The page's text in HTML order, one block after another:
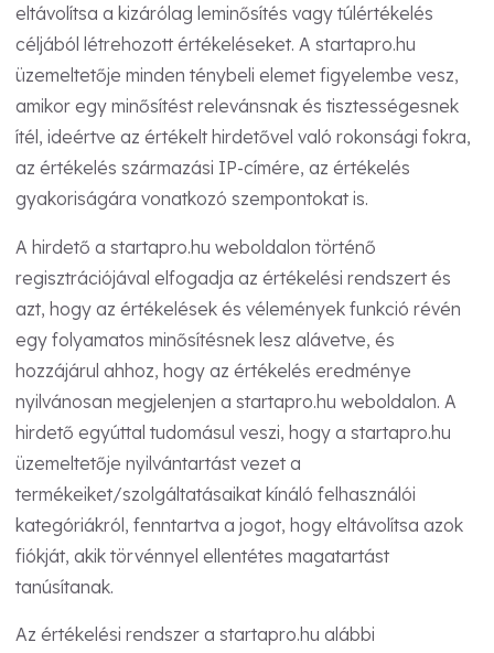
eltávolítsa a kizárólag leminősítés vagy túlértékelés
céljából létrehozott értékeléseket. A startapro.hu
üzemeltetője minden ténybeli elemet figyelembe vesz,
amikor egy minősítést relevánsnak és tisztességesnek
ítél, ideértve az értékelt hirdetővel való rokonsági fokra,
az értékelés származási IP-címére, az értékelés
gyakoriságára vonatkozó szempontokat is.
A hirdető a startapro.hu weboldalon történő
regisztrációjával elfogadja az értékelési rendszert és
azt, hogy az értékelések és vélemények funkció révén
egy folyamatos minősítésnek lesz alávetve, és
hozzájárul ahhoz, hogy az értékelés eredménye
nyilvánosan megjelenjen a startapro.hu weboldalon. A
hirdető egyúttal tudomásul veszi, hogy a startapro.hu
üzemeltetője nyilvántartást vezet a
termékeiket/szolgáltatásaikat kínáló felhasználói
kategóriákról, fenntartva a jogot, hogy eltávolítsa azok
fiókját, akik törvénnyel ellentétes magatartást
tanúsítanak.
Az értékelési rendszer a startapro.hu alábbi